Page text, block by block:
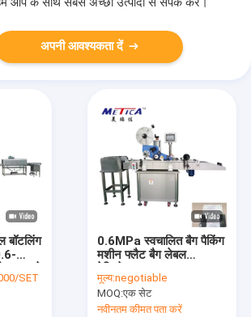
अपनी आवश्यकता दें
SET
0.6MPa स्वचालित बैग पैकिंग
मशीन फ्लैट बैग लेबल
मूल्य:negotiable
MOQ:एक सेट
नवीनतम कीमत पता करें